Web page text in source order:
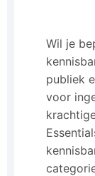
Wil je
publiek
voor